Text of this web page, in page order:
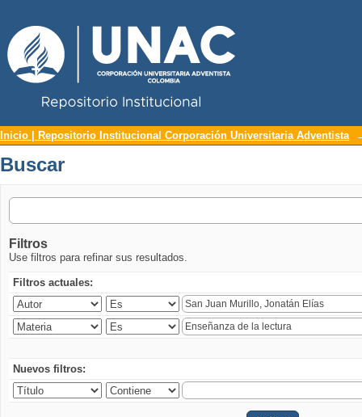
Buscar
Inicio | Repositorio Institucional Corporación Universitaria Adventista
Buscar
Filtros
Use filtros para refinar sus resultados.
Filtros actuales:
Nuevos filtros: